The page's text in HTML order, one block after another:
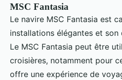
MSC Fantasia
Le navire MSC Fantasia est
installations élégantes et
Le MSC Fantasia peut être
croisières, notamment pour
offre une expérience de